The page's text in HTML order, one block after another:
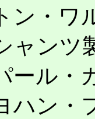
・ワ
ャンツ
ル・カ
ン・